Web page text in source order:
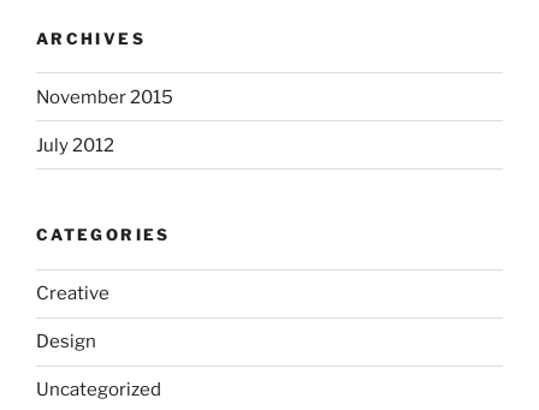
ARCHIVES
November 2015
July 2012
CATEGORIES
Creative
Design
Uncategorized